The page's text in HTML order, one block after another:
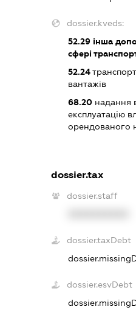
dossier.kveds:
52.29інша
сфері
52.24
вантажів
68.20надання
експлуатацію
орендованого
dossier.tax
dossier.staff
dossier.taxDebt
dossier.esvDebt